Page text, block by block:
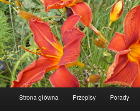
Strona główna Przepisy Porady